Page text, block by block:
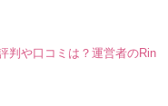
判や口コミは？運営者のRin